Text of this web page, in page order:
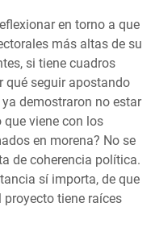
en torno a que
más altas de su
si tiene cuadros
qué seguir apostando
demostraron no estar
viene con los
en morena? No se
de coherencia política.
sí importa, de que
proyecto tiene raíces